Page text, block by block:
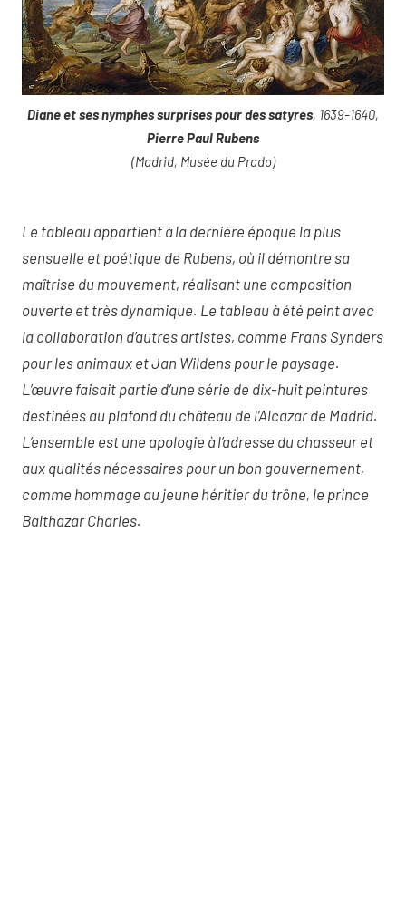
Diane et ses nymphes surprises pour des satyres, 1639-1640,
Pierre Paul Rubens
(Madrid, Musée du Prado)
Le tableau appartient à la dernière époque la plus
sensuelle et poétique de Rubens, où il démontre sa
maîtrise du mouvement, réalisant une composition
ouverte et très dynamique. Le tableau à été peint avec
la collaboration d’autres artistes, comme Frans Synders
pour les animaux et Jan Wildens pour le paysage.
L’œuvre faisait partie d’une série de dix-huit peintures
destinées au plafond du château de l’Alcazar de Madrid.
L’ensemble est une apologie à l’adresse du chasseur et
aux qualités nécessaires pour un bon gouvernement,
comme hommage au jeune héritier du trône, le prince
Balthazar Charles.